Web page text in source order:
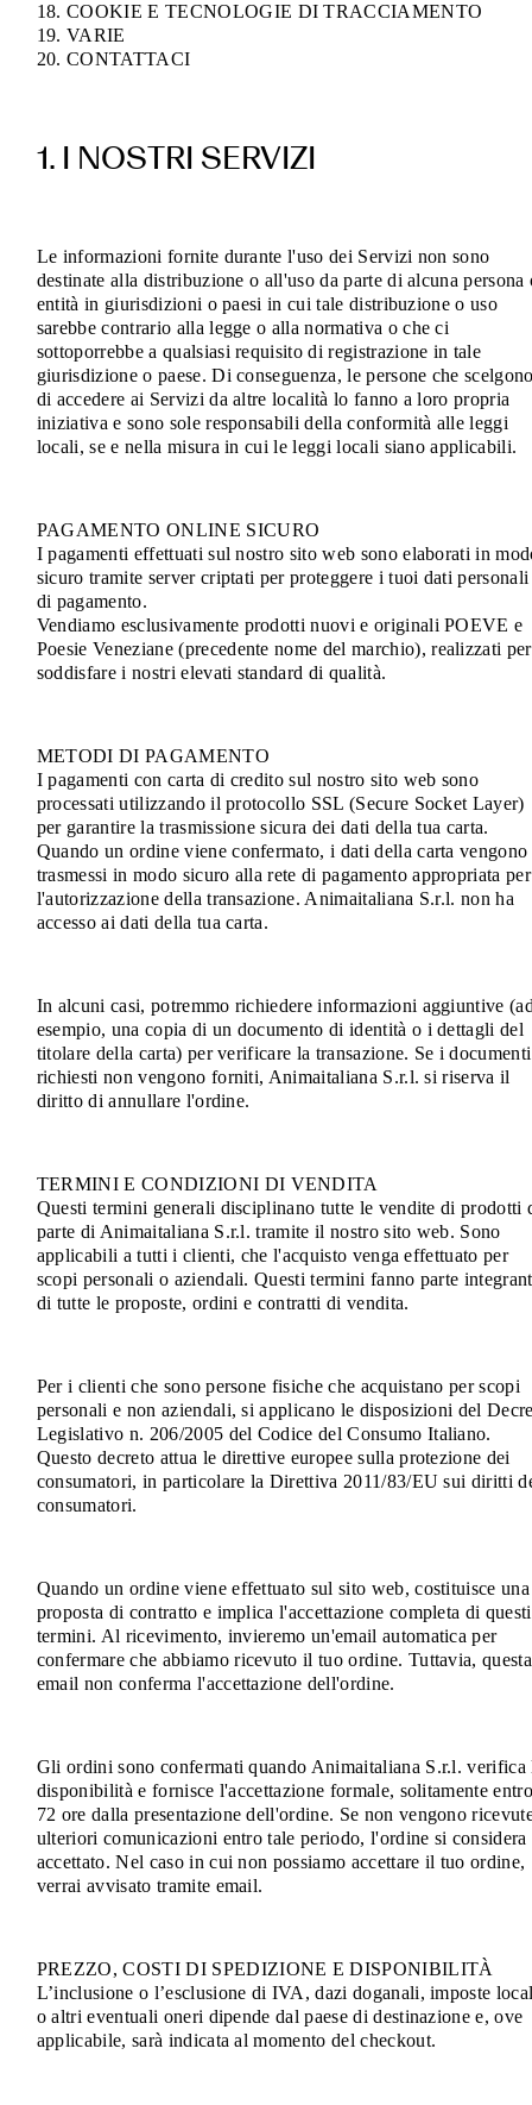
18. COOKIE E TECNOLOGIE DI TRACCIAMENTO
19. VARIE
20. CONTATTACI
1. I NOSTRI SERVIZI
Le informazioni fornite durante l'uso dei Servizi non sono
destinate alla distribuzione o all'uso da parte di alcuna persona
entità in giurisdizioni o paesi in cui tale distribuzione o uso
sarebbe contrario alla legge o alla normativa o che ci
sottoporrebbe a qualsiasi requisito di registrazione in tale
giurisdizione o paese. Di conseguenza, le persone che
di accedere ai Servizi da altre località lo fanno a loro propria
iniziativa e sono sole responsabili della conformità alle leggi
locali, se e nella misura in cui le leggi locali siano applicabili.
PAGAMENTO ONLINE SICURO
I pagamenti effettuati sul nostro sito web sono elaborati in
sicuro tramite server criptati per proteggere i tuoi dati personali
di pagamento.
Vendiamo esclusivamente prodotti nuovi e originali POEVE e
Poesie Veneziane (precedente nome del marchio), realizzati per
soddisfare i nostri elevati standard di qualità.
METODI DI PAGAMENTO
I pagamenti con carta di credito sul nostro sito web sono
processati utilizzando il protocollo SSL (Secure Socket Layer)
per garantire la trasmissione sicura dei dati della tua carta.
Quando un ordine viene confermato, i dati della carta vengono
trasmessi in modo sicuro alla rete di pagamento appropriata per
l'autorizzazione della transazione. Animaitaliana S.r.l. non ha
accesso ai dati della tua carta.
In alcuni casi, potremmo richiedere informazioni aggiuntive
esempio, una copia di un documento di identità o i dettagli del
titolare della carta) per verificare la transazione. Se i documenti
richiesti non vengono forniti, Animaitaliana S.r.l. si riserva il
diritto di annullare l'ordine.
TERMINI E CONDIZIONI DI VENDITA
Questi termini generali disciplinano tutte le vendite di prodotti
parte di Animaitaliana S.r.l. tramite il nostro sito web. Sono
applicabili a tutti i clienti, che l'acquisto venga effettuato per
scopi personali o aziendali. Questi termini fanno parte
di tutte le proposte, ordini e contratti di vendita.
Per i clienti che sono persone fisiche che acquistano per scopi
personali e non aziendali, si applicano le disposizioni del
Legislativo n. 206/2005 del Codice del Consumo Italiano.
Questo decreto attua le direttive europee sulla protezione dei
consumatori, in particolare la Direttiva 2011/83/EU sui diritti
consumatori.
Quando un ordine viene effettuato sul sito web, costituisce una
proposta di contratto e implica l'accettazione completa di questi
termini. Al ricevimento, invieremo un'email automatica per
confermare che abbiamo ricevuto il tuo ordine. Tuttavia, questa
email non conferma l'accettazione dell'ordine.
Gli ordini sono confermati quando Animaitaliana S.r.l. verifica
disponibilità e fornisce l'accettazione formale, solitamente entro
72 ore dalla presentazione dell'ordine. Se non vengono
ulteriori comunicazioni entro tale periodo, l'ordine si considera
accettato. Nel caso in cui non possiamo accettare il tuo ordine,
verrai avvisato tramite email.
PREZZO, COSTI DI SPEDIZIONE E DISPONIBILITÀ
L’inclusione o l’esclusione di IVA, dazi doganali, imposte
o altri eventuali oneri dipende dal paese di destinazione e, ove
applicabile, sarà indicata al momento del checkout.